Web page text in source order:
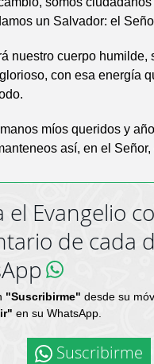
un Salvador: el
nuestro cuerpo humilde,
con esa energía
míos queridos y
así, en el Señor,
el Evangelio
de cada
"Suscribirme" desde su
en su WhatsApp.
Suscribirme